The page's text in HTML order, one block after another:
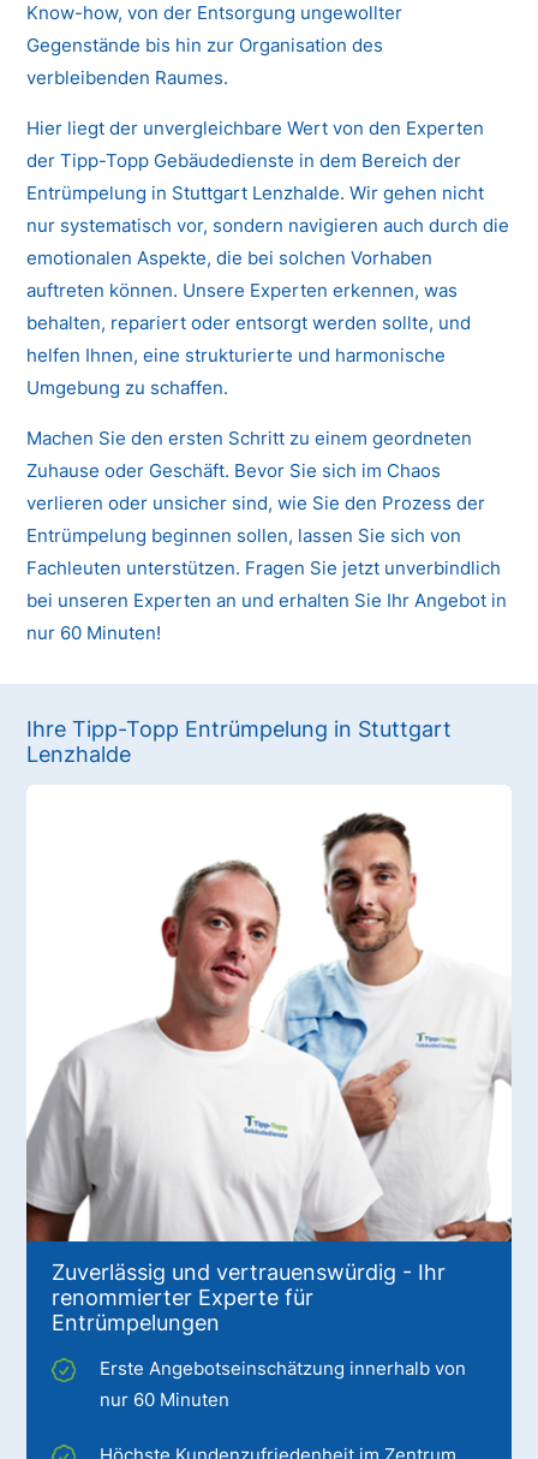
Know-how, von der Entsorgung ungewollter
Gegenstände bis hin zur Organisation des
verbleibenden Raumes.
Hier liegt der unvergleichbare Wert von den Experten
der Tipp-Topp Gebäudedienste in dem Bereich der
Entrümpelung in Stuttgart Lenzhalde. Wir gehen nicht
nur systematisch vor, sondern navigieren auch durch die
emotionalen Aspekte, die bei solchen Vorhaben
auftreten können. Unsere Experten erkennen, was
behalten, repariert oder entsorgt werden sollte, und
helfen Ihnen, eine strukturierte und harmonische
Umgebung zu schaffen.
Machen Sie den ersten Schritt zu einem geordneten
Zuhause oder Geschäft. Bevor Sie sich im Chaos
verlieren oder unsicher sind, wie Sie den Prozess der
Entrümpelung beginnen sollen, lassen Sie sich von
Fachleuten unterstützen. Fragen Sie jetzt unverbindlich
bei unseren Experten an und erhalten Sie Ihr Angebot in
nur 60 Minuten!
Ihre Tipp-Topp Entrümpelung in Stuttgart
Lenzhalde
Zuverlässig und vertrauenswürdig - Ihr
renommierter Experte für
Entrümpelungen
Erste Angebotseinschätzung innerhalb von
nur 60 Minuten